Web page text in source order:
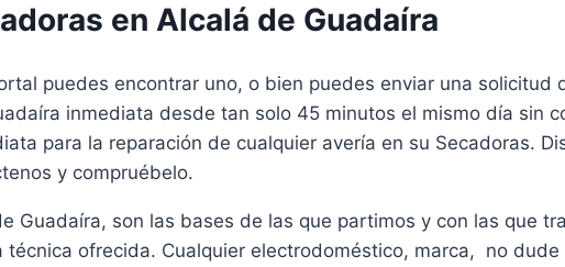
en Alcalá de Guadaíra
puedes encontrar uno, o bien puedes enviar una solicitud
inmediata desde tan solo 45 minutos el mismo día sin
para la reparación de cualquier avería en su Secadoras.
y compruébelo.
Guadaíra, son las bases de las que partimos y con las que
ofrecida. Cualquier electrodoméstico, marca, no dude